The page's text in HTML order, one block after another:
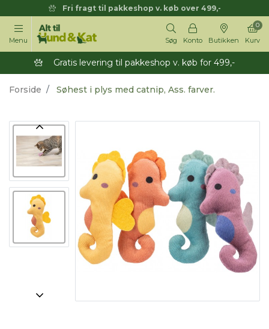
Fri fragt til pakkeshop v. køb over 499,-
Menu Søg Konto Butikken Kurv
0
Gratis levering til pakkeshop v. køb for 499,-
Forside Søhest i plys med catnip, Ass. farver.